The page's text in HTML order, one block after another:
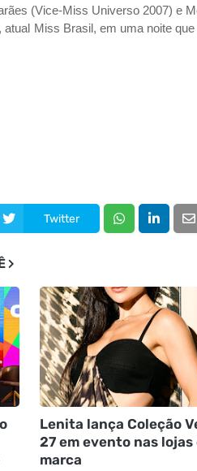
(Vice-Miss Universo 2007) e
Miss Brasil, em uma noite
Twitter
Lenita lança Coleção
27 em evento nas lojas
marca